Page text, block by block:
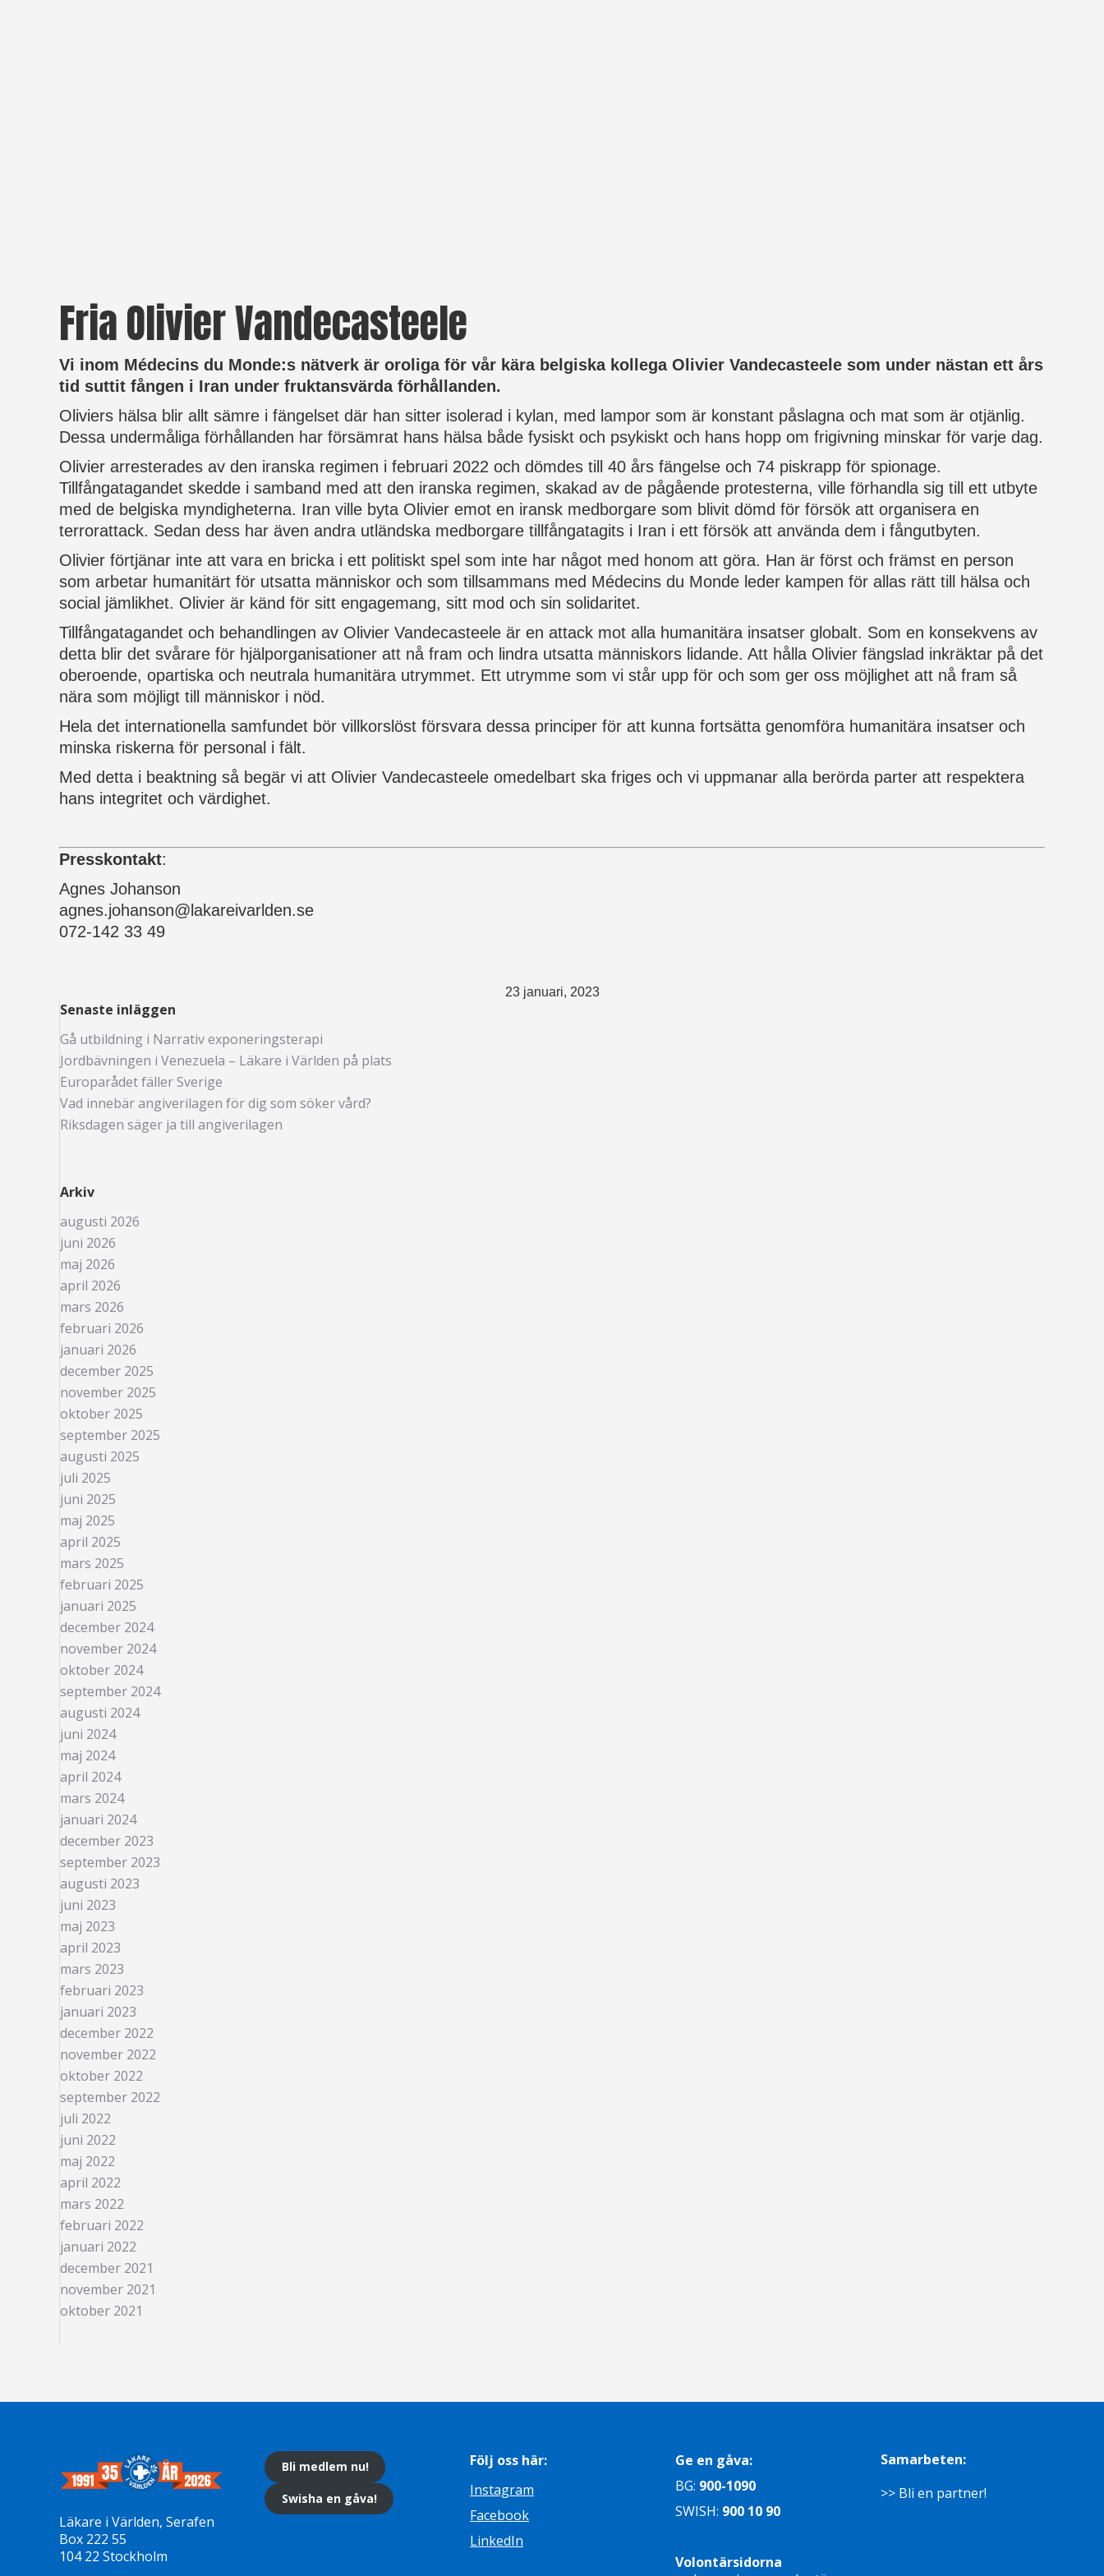
Fria Olivier Vandecasteele
Vi inom Médecins du Monde:s nätverk är oroliga för vår kära belgiska kollega Olivier Vandecasteele som under nästan ett års
tid suttit fången i Iran under fruktansvärda förhållanden.
Oliviers hälsa blir allt sämre i fängelset där han sitter isolerad i kylan, med lampor som är konstant påslagna och mat som är otjänlig.
Dessa undermåliga förhållanden har försämrat hans hälsa både fysiskt och psykiskt och hans hopp om frigivning minskar för varje dag.
Olivier arresterades av den iranska regimen i februari 2022 och dömdes till 40 års fängelse och 74 piskrapp för spionage.
Tillfångatagandet skedde i samband med att den iranska regimen, skakad av de pågående protesterna, ville förhandla sig till ett utbyte
med de belgiska myndigheterna. Iran ville byta Olivier emot en iransk medborgare som blivit dömd för försök att organisera en
terrorattack. Sedan dess har även andra utländska medborgare tillfångatagits i Iran i ett försök att använda dem i fångutbyten.
Olivier förtjänar inte att vara en bricka i ett politiskt spel som inte har något med honom att göra. Han är först och främst en person
som arbetar humanitärt för utsatta människor och som tillsammans med Médecins du Monde leder kampen för allas rätt till hälsa och
social jämlikhet. Olivier är känd för sitt engagemang, sitt mod och sin solidaritet.
Tillfångatagandet och behandlingen av Olivier Vandecasteele är en attack mot alla humanitära insatser globalt. Som en konsekvens av
detta blir det svårare för hjälporganisationer att nå fram och lindra utsatta människors lidande. Att hålla Olivier fängslad inkräktar på det
oberoende, opartiska och neutrala humanitära utrymmet. Ett utrymme som vi står upp för och som ger oss möjlighet att nå fram så
nära som möjligt till människor i nöd.
Hela det internationella samfundet bör villkorslöst försvara dessa principer för att kunna fortsätta genomföra humanitära insatser och
minska riskerna för personal i fält.
Med detta i beaktning så begär vi att Olivier Vandecasteele omedelbart ska friges och vi uppmanar alla berörda parter att respektera
hans integritet och värdighet.
Presskontakt:
Agnes Johanson
agnes.johanson@lakareivarlden.se
072-142 33 49
23 januari, 2023
Senaste inläggen
Gå utbildning i Narrativ exponeringsterapi
Jordbävningen i Venezuela – Läkare i Världen på plats
Europarådet fäller Sverige
Vad innebär angiverilagen för dig som söker vård?
Riksdagen säger ja till angiverilagen
Arkiv
augusti 2026
juni 2026
maj 2026
april 2026
mars 2026
februari 2026
januari 2026
december 2025
november 2025
oktober 2025
september 2025
augusti 2025
juli 2025
juni 2025
maj 2025
april 2025
mars 2025
februari 2025
januari 2025
december 2024
november 2024
oktober 2024
september 2024
augusti 2024
juni 2024
maj 2024
april 2024
mars 2024
januari 2024
december 2023
september 2023
augusti 2023
juni 2023
maj 2023
april 2023
mars 2023
februari 2023
januari 2023
december 2022
november 2022
oktober 2022
september 2022
juli 2022
juni 2022
maj 2022
april 2022
mars 2022
februari 2022
januari 2022
december 2021
november 2021
oktober 2021
Läkare i Världen, Serafen
Box 222 55
104 22 Stockholm
Bli medlem nu!
Swisha en gåva!
Följ oss här:
Instagram
Facebook
LinkedIn
Ge en gåva:
BG: 900-1090
SWISH: 900 10 90
Volontärsidorna
Samarbeten:
>> Bli en partner!